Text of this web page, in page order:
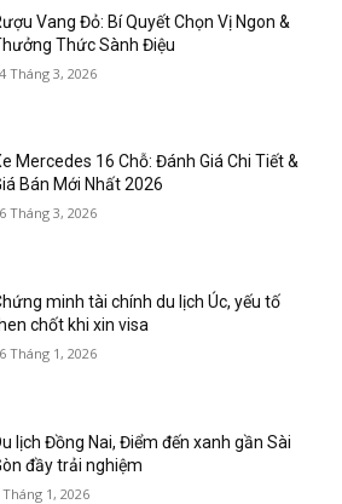
Vang Đỏ: Bí Quyết Chọn Vị Ngon &
Thức Sành Điệu
Tháng 3, 2026
Mercedes 16 Chỗ: Đánh Giá Chi Tiết &
Bán Mới Nhất 2026
Tháng 3, 2026
minh tài chính du lịch Úc, yếu tố
chốt khi xin visa
Tháng 1, 2026
lịch Đồng Nai, Điểm đến xanh gần Sài
đầy trải nghiệm
Tháng 1, 2026